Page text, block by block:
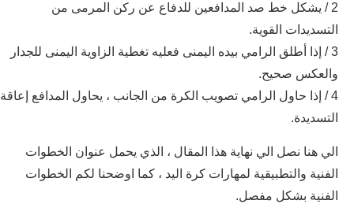
2 / يشكل خط صد المدافعين للدفاع عن ركن المرمى من
التسديدات القوية.
3 / إذا أطلق الرامي بيده اليمنى فعليه تغطية الزاوية اليمنى للجدار
والعكس صحيح.
4 / إذا حاول الرامي تصويب الكرة من الجانب ، يحاول المدافع إعاقة
التسديدة.
الي هنا نصل الي نهاية هذا المقال ، الذي يحمل عنوان الخطوات
الفنية والتطبيقية لمهارات كرة اليد ، كما اوضحنا لكم الخطوات
الفنية بشكل مفصل.